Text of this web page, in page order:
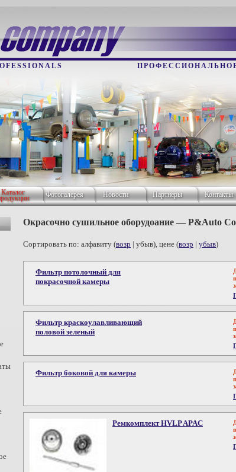
Каталог Фотогалерея Новости Партнеры Контакты
Окрасочно сушильное оборудоание ― P&Auto
Сортировать по: алфавиту (возр | убыв), цене (возр | убыв)
Фильтр потолочный для
покрасочной камеры
Фильтр краскоулавливающий
половой зеленый
Фильтр боковой для камеры
Ремкомплект HVLP APAC